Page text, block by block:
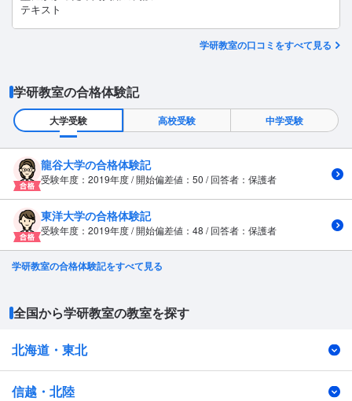
テキスト
学研教室の口コミをすべて見る
学研教室の合格体験記
大学受験 高校受験 中学受験
龍谷大学の合格体験記
受験年度：2019年度 / 開始偏差値：50 / 回答者：保護者
東洋大学の合格体験記
受験年度：2019年度 / 開始偏差値：48 / 回答者：保護者
学研教室の合格体験記をすべて見る
全国から学研教室の教室を探す
北海道・東北
信越・北陸